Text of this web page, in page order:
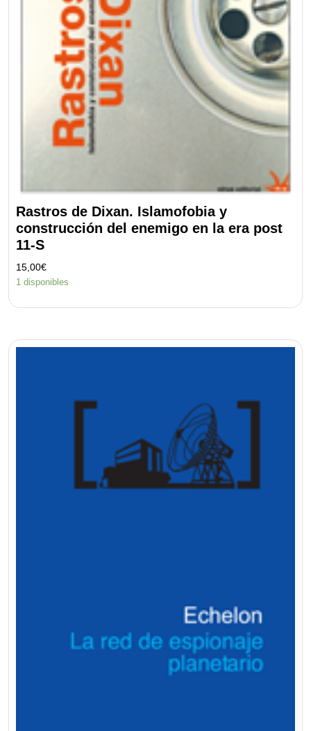
Rastros de Dixan. Islamofobia y
construcción del enemigo en la era post
11-S
15,00€
1 disponibles